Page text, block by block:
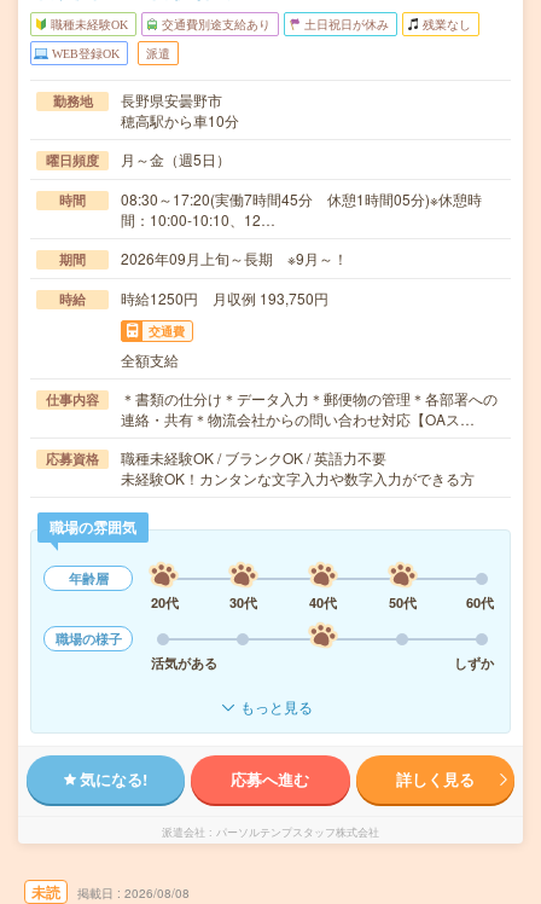
職種未経験OK 交通費別途支給あり 土日祝日が休み 残業なし
WEB登録OK 派遣
勤務地
長野県安曇野市
穂高駅から車10分
曜日頻度 月～金（週5日）
時間
08:30～17:20(実働7時間45分 休憩1時間05分)※休憩時
間：10:00-10:10、12…
期間 2026年09月上旬～長期 ※9月～！
時給 時給1250円 月収例 193,750円
交通費
全額支給
仕事内容
＊書類の仕分け＊データ入力＊郵便物の管理＊各部署への
連絡・共有＊物流会社からの問い合わせ対応【OAス…
応募資格
職種未経験OK / ブランクOK / 英語力不要
未経験OK！カンタンな文字入力や数字入力ができる方
職場の雰囲気
年齢層
20代
30代 40代 50代
60代
職場の様子
活気がある
しずか
もっと見る
気になる! 応募へ進む 詳しく見る
派遣会社 パーソルテンプスタッフ株式会社
未読 掲載日 2026/08/08